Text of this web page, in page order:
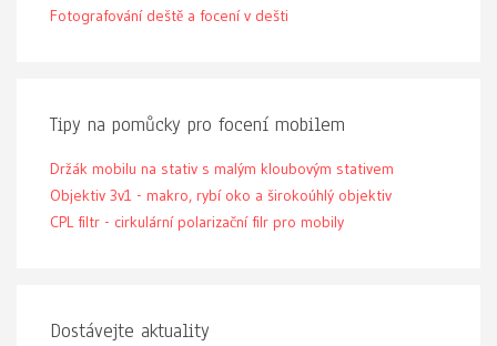
Fotografování deště a focení v dešti
Tipy na pomůcky pro focení mobilem
Držák mobilu na stativ s malým kloubovým stativem
Objektiv 3v1 - makro, rybí oko a širokoúhlý objektiv
CPL filtr - cirkulární polarizační filr pro mobily
Dostávejte aktuality